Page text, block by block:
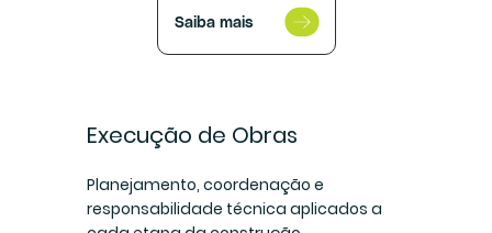
Saiba mais
Execução de Obras
Planejamento, coordenação e
responsabilidade técnica aplicados a